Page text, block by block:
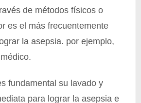
de métodos físicos o
es el más frecuentemente
la asepsia. por ejemplo,
fundamental su lavado y
para lograr la asepsia e